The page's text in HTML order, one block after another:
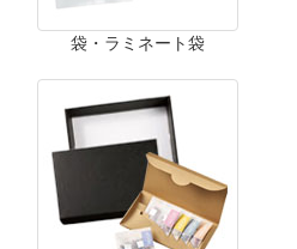
袋・ラミネート袋